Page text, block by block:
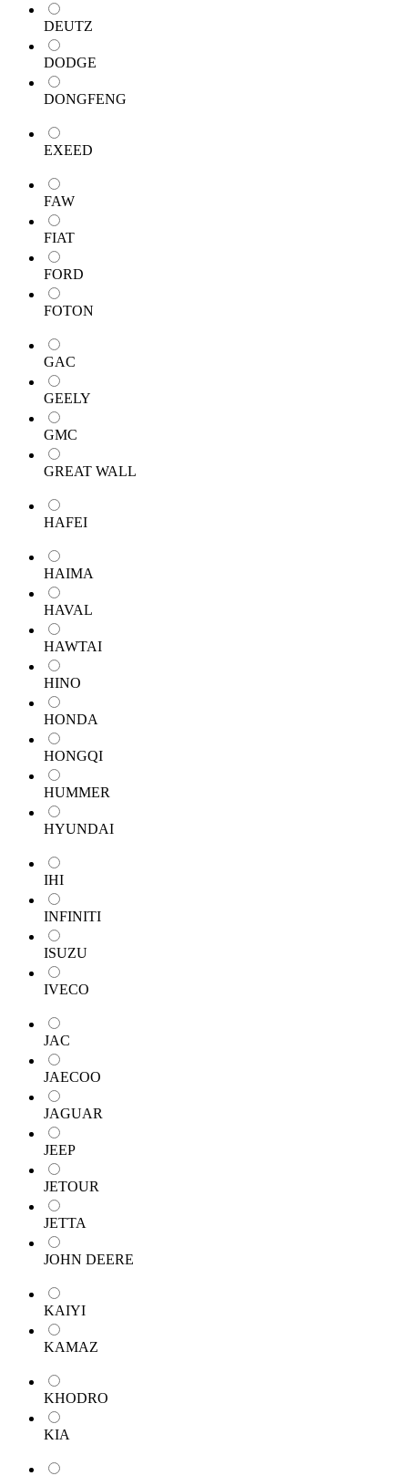
DEUTZ
DODGE
DONGFENG
EXEED
FAW
FIAT
FORD
FOTON
GAC
GEELY
GMC
GREAT WALL
HAFEI
HAIMA
HAVAL
HAWTAI
HINO
HONDA
HONGQI
HUMMER
HYUNDAI
IHI
INFINITI
ISUZU
IVECO
JAC
JAECOO
JAGUAR
JEEP
JETOUR
JETTA
JOHN DEERE
KAIYI
KAMAZ
KHODRO
KIA